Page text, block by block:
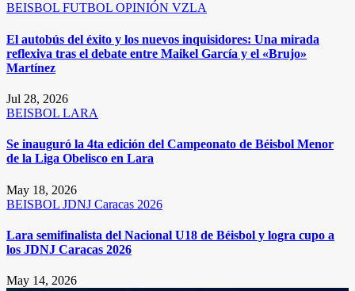
BEISBOL FUTBOL OPINIÓN VZLA
El autobús del éxito y los nuevos inquisidores: Una mirada
reflexiva tras el debate entre Maikel García y el «Brujo»
Martínez
Jul 28, 2026
BEISBOL LARA
Se inauguró la 4ta edición del Campeonato de Béisbol Menor
de la Liga Obelisco en Lara
May 18, 2026
BEISBOL JDNJ Caracas 2026
Lara semifinalista del Nacional U18 de Béisbol y logra cupo a
los JDNJ Caracas 2026
May 14, 2026